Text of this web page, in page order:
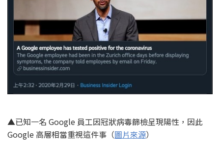
▲已知一名 Google 員工因冠狀病毒篩檢呈現陽性，因此
Google 高層相當重視這件事（圖片來源）